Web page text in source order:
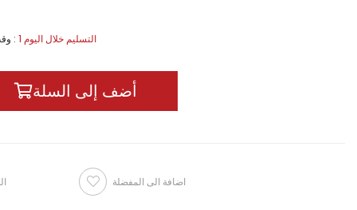
: 1 التسليم خلال اليوم
اضافة الى المفضلة